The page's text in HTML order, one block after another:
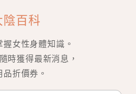
百科
女性身體知識。
時獲得最新消息，
折價券。